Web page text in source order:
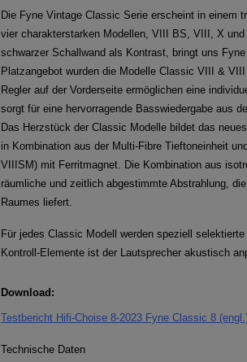
Die Fyne Vintage Classic Serie erscheint in einem
vier charakterstarken Modellen, VIII BS, VIII, X
schwarzer Schallwand als Kontrast, bringt uns
Platzangebot wurden die Modelle Classic VIII &
Regler auf der Vorderseite ermöglichen eine
sorgt für eine hervorragende Basswiedergabe aus
Das Herzstück der Classic Modelle bildet das
in Kombination aus der Multi-Fibre Tieftoneinheit
VIIISM) mit Ferritmagnet. Die Kombination aus
räumliche und zeitlich abgestimmte Abstrahlung,
Raumes liefert.
Für jedes Classic Modell werden speziell
Kontroll-Elemente ist der Lautsprecher akustisch
Download:
Testbericht Hifi-Choise 8-2023 Fyne Classic 8
Technische Daten